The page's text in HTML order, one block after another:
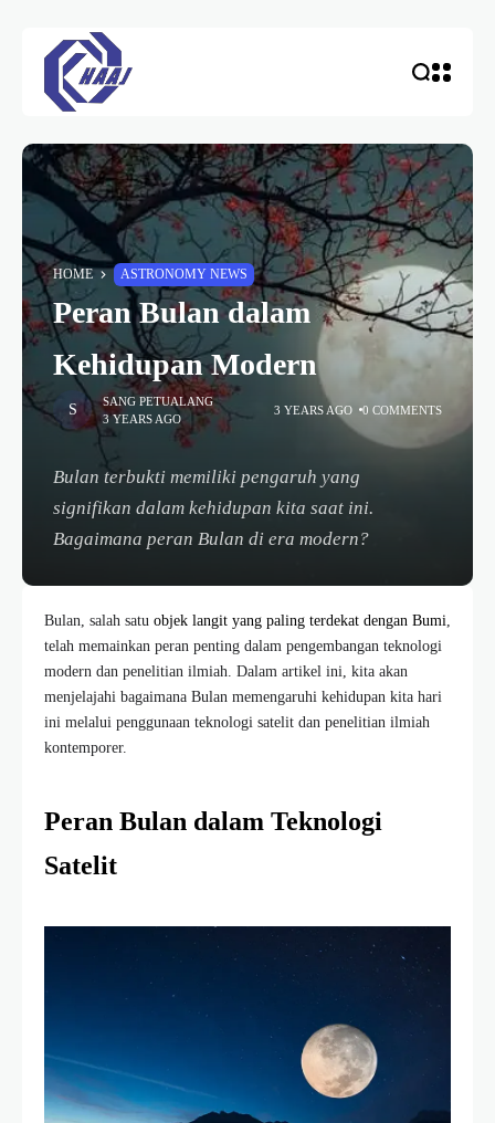
HOME ASTRONOMY NEWS
Peran Bulan dalam
Kehidupan Modern
SANG PETUALANG
3 YEARS AGO
3 YEARS AGO 0 COMMENTS
Bulan terbukti memiliki pengaruh yang
signifikan dalam kehidupan kita saat ini.
Bagaimana peran Bulan di era modern?
Bulan, salah satu objek langit yang paling terdekat dengan Bumi,
telah memainkan peran penting dalam pengembangan teknologi
modern dan penelitian ilmiah. Dalam artikel ini, kita akan
menjelajahi bagaimana Bulan memengaruhi kehidupan kita hari
ini melalui penggunaan teknologi satelit dan penelitian ilmiah
kontemporer.
Peran Bulan dalam Teknologi
Satelit